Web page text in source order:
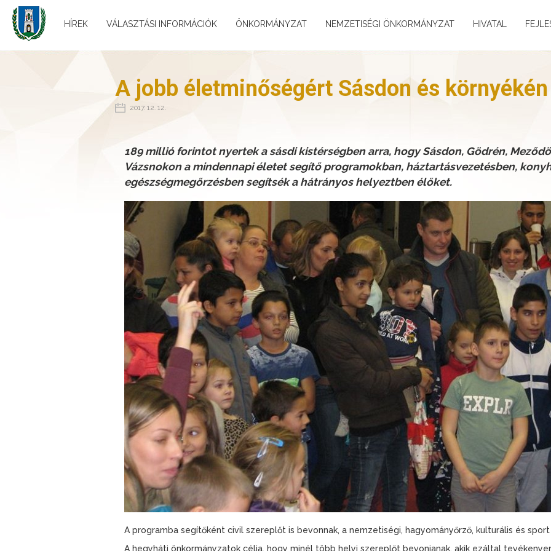
HÍREK VÁLASZTÁSI INFORMÁCIÓK ÖNKORMÁNYZAT NEMZETISÉGI ÖNKORMÁNYZAT HIVATAL
A jobb életminőségért Sásdon és környékén
2017. 12. 12.
189 millió forintot nyertek a sásdi kistérségben arra, hogy Sásdon, Gödrén,
Vázsnokon a mindennapi életet segítő programokban, háztartásvezetésben,
egészségmegőrzésben segítsék a hátrányos helyeztben élőket.
A programba segítőként civil szereplőt is bevonnak, a nemzetiségi, hagyományőrző, kulturális és
A hegyháti önkormányzatok célja, hogy minél több helyi szereplőt bevonjanak, akik ezáltal